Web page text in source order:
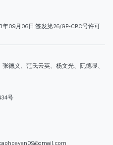
09月06日 签发第26/GP-CBC号许可